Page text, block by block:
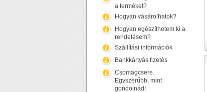
a terméket?
Hogyan vásárolhatok?
Hogyan egészíthetem ki a
rendelésem?
Szállítási információk
Bankkártyás fizetés
Csomagcsere.
Egyszerűbb, mint
gondolnád!